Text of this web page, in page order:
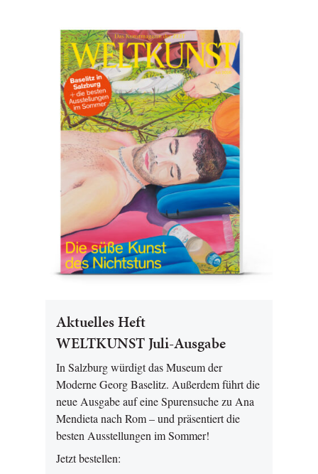
Aktuelles Heft
WELTKUNST Juli-Ausgabe
In Salzburg würdigt das Museum der
Moderne Georg Baselitz. Außerdem führt die
neue Ausgabe auf eine Spurensuche zu Ana
Mendieta nach Rom – und präsentiert die
besten Ausstellungen im Sommer!
Jetzt bestellen: